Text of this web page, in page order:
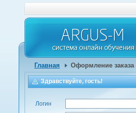
Главная Оформление заказа
Здравствуйте, гость!
Логин